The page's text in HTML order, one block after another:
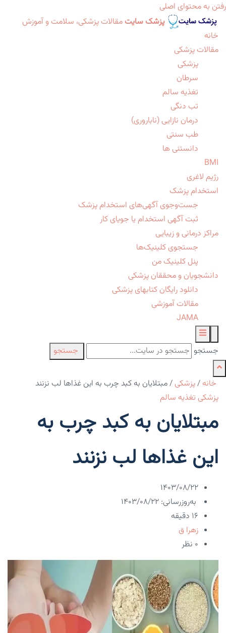
رفتن به محتوای اصلی
پزشک سایت مقالات پزشکی، سلامت و آموزش
خانه
مقالات پزشکی
پزشکی
سرطان
تغذیه سالم
تب دنگی
درمان نازایی (ناباروری)
طب سنتی
دانستنی ها
BMI
رژیم لاغری
استخدام پزشک
جست‌وجوی آگهی‌های استخدام پزشک
ثبت آگهی استخدام یا جویای کار
مراکز درمانی و زیبایی
جستجوی کلینیک‌ها
پنل کلینیک من
دانشجویان و محققان پزشکی
دانلود رایگان کتابهای پزشکی
مقالات آموزشی
JAMA
جستجو جستجو
خانه /پزشکی /مبتلایان به کبد چرب به این غذاها لب نزنند
پزشکی تغذیه سالم
مبتلایان به کبد چرب به
این غذاها لب نزنند
۱۴۰۳/۰۸/۲۲
به‌روزرسانی: ۱۴۰۳/۰۸/۲۲
16 دقیقه
زهرا ق
۰ نظر